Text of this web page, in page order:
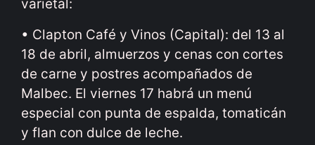
varietal:
• Clapton Café y Vinos (Capital): del 13 al
18 de abril, almuerzos y cenas con cortes
de carne y postres acompañados de
Malbec. El viernes 17 habrá un menú
especial con punta de espalda, tomaticán
y flan con dulce de leche.